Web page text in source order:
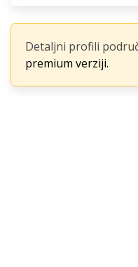
Detaljni profili
premium verziji.